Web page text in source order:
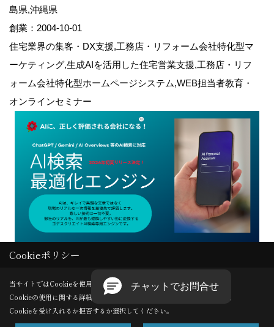
島県,沖縄県
創業：2004-10-01
住宅業界の集客・DX支援,工務店・リフォーム会社特化型マ
ーケティング,生成AIを活用した住宅営業支援,工務店・リフ
ォーム会社特化型ホームページシステム,WEB担当者教育・
オンラインセミナー
Copyright (c) GODDESS CREATE. All Rights Reserved.
Produced byゴデスクリエイト
Cookieポリシー
当サイトではCookieを使用します。
Cookieの使用に関する詳細は 「プライバシーポリシー
」をご覧ください。
Cookieを受け入れるか拒否するか選択してください。